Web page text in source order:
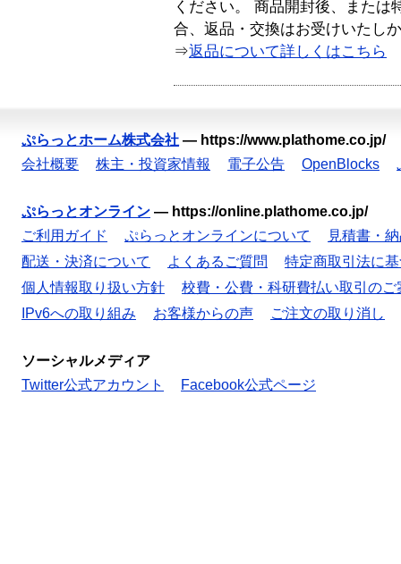
ください。 商品開封後、または
合、返品・交換はお受けいたし
⇒返品について詳しくはこちら
ぷらっとホーム株式会社 — https://www.plathome.co.jp/
会社概要
株主・投資家情報 電子公告 OpenBlocks
ぷらっとオンライン — https://online.plathome.co.jp/
ご利用ガイド
ぷらっとオンラインについて
見積書・
配送・決済について
よくあるご質問
特定商取引法に
個人情報取り扱い方針
校費・公費・科研費払い取引のご
IPv6への取り組み
お客様からの声 ご注文の取り消し
ソーシャルメディア
Twitter公式アカウント
Facebook公式ページ